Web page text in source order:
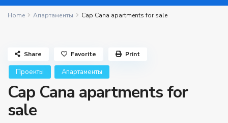
Home Апартаменты Cap Cana apartments for sale
Проекты Апартаменты
Cap Cana apartments for
sale
Share Favorite Print